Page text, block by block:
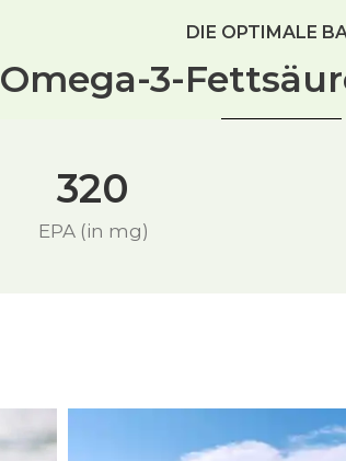
DIE OPTIMALE
Omega-3-
320
EPA (in mg)